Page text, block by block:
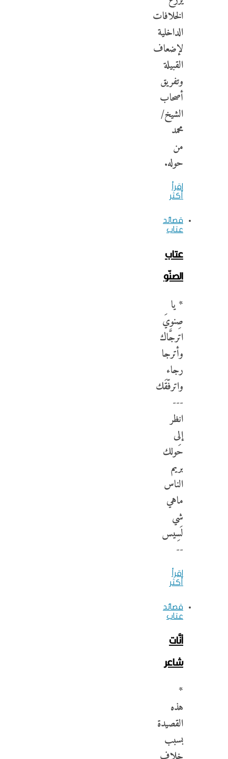
الخلافات
الداخلية
لإضعاف
القبيلة
وتفريق
أصحاب
الشيخ/
محمد
من
حوله.
اقرأ
أكثر
قصائد
عتاب
عتاب
الصنّو
* يا
صِنويَ
اترجَّاك
وأترجا
رجاء
واترفّقَك
---
انظر
إلى
حَولك
بريم
الناس
ماهي
شي
لَسِيس
--
اقرأ
أكثر
قصائد
عتاب
أنَّات
شاعر
*
هذه
القصيدة
بسبب